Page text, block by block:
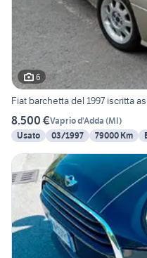
6
Fiat barchetta del 1997 iscritta
8.500 €Vaprio d'Adda (MI)
Usato
03/1997 79000 Km